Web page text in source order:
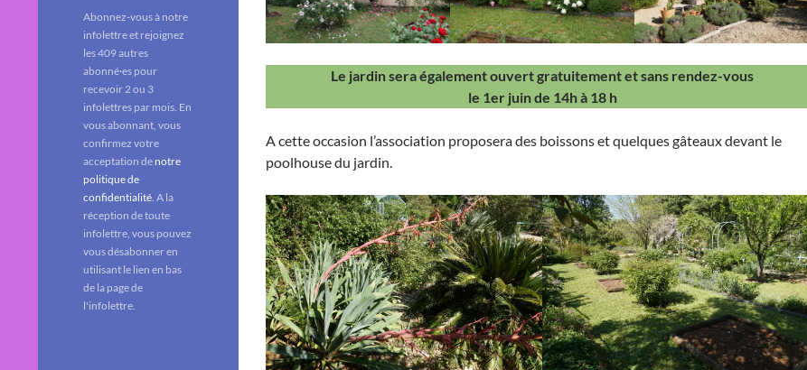
Le jardin sera également ouvert gratuitement et sans rendez-vous
le 1er juinde 14h à 18 h
A cette occasion l’association proposera des boissons et quelques gâteaux devant le
poolhouse du jardin.
Abonnez-vous à notre
infolettre et rejoignez
les 409 autres
abonné·es pour
recevoir 2 ou 3
infolettres par mois. En
vous abonnant, vous
confirmez votre
acceptation de notre
politique de
confidentialité. A la
réception de toute
infolettre, vous pouvez
vous désabonner en
utilisant le lien en bas
de la page de
l'infolettre.